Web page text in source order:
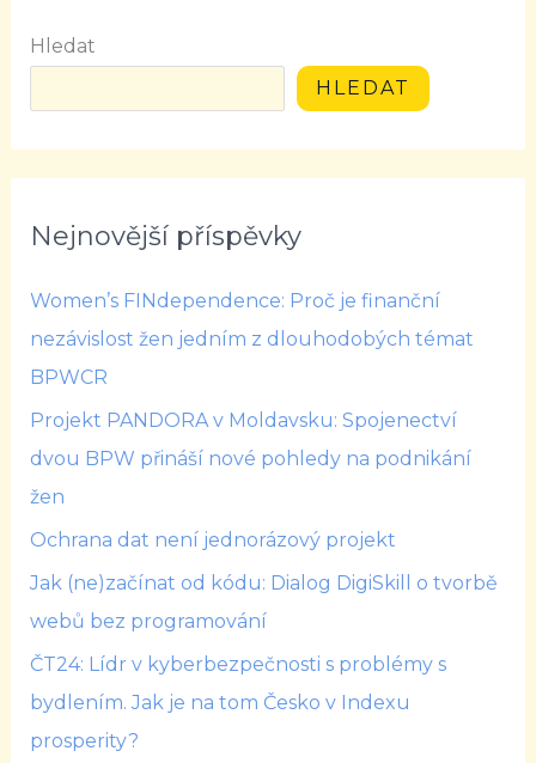
Hledat
HLEDAT
Nejnovější příspěvky
Women’s FINdependence: Proč je finanční
nezávislost žen jedním z dlouhodobých témat
BPWCR
Projekt PANDORA v Moldavsku: Spojenectví
dvou BPW přináší nové pohledy na podnikání
žen
Ochrana dat není jednorázový projekt
Jak (ne)začínat od kódu: Dialog DigiSkill o tvorbě
webů bez programování
ČT24: Lídr v kyberbezpečnosti s problémy s
bydlením. Jak je na tom Česko v Indexu
prosperity?